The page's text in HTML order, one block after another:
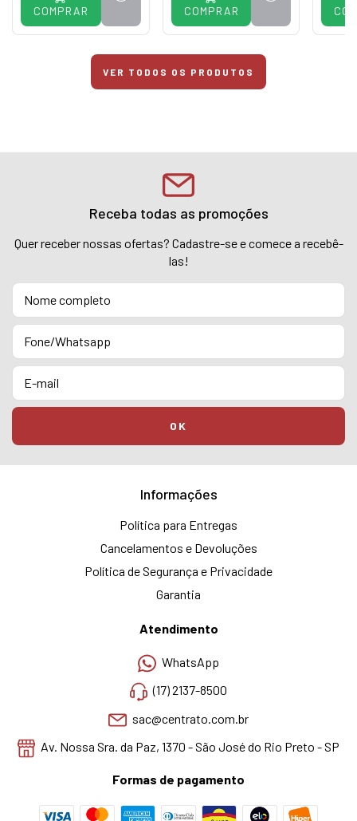
COMPRAR COMPRAR
VER TODOS OS PRODUTOS
Receba todas as promoções
Quer receber nossas ofertas? Cadastre-se e comece a recebê-
las!
Informações
Política para Entregas
Cancelamentos e Devoluções
Política de Segurança e Privacidade
Garantia
Atendimento
WhatsApp
(17) 2137-8500
sac@centrato.com.br
Av. Nossa Sra. da Paz, 1370 - São José do Rio Preto - SP
Formas de pagamento